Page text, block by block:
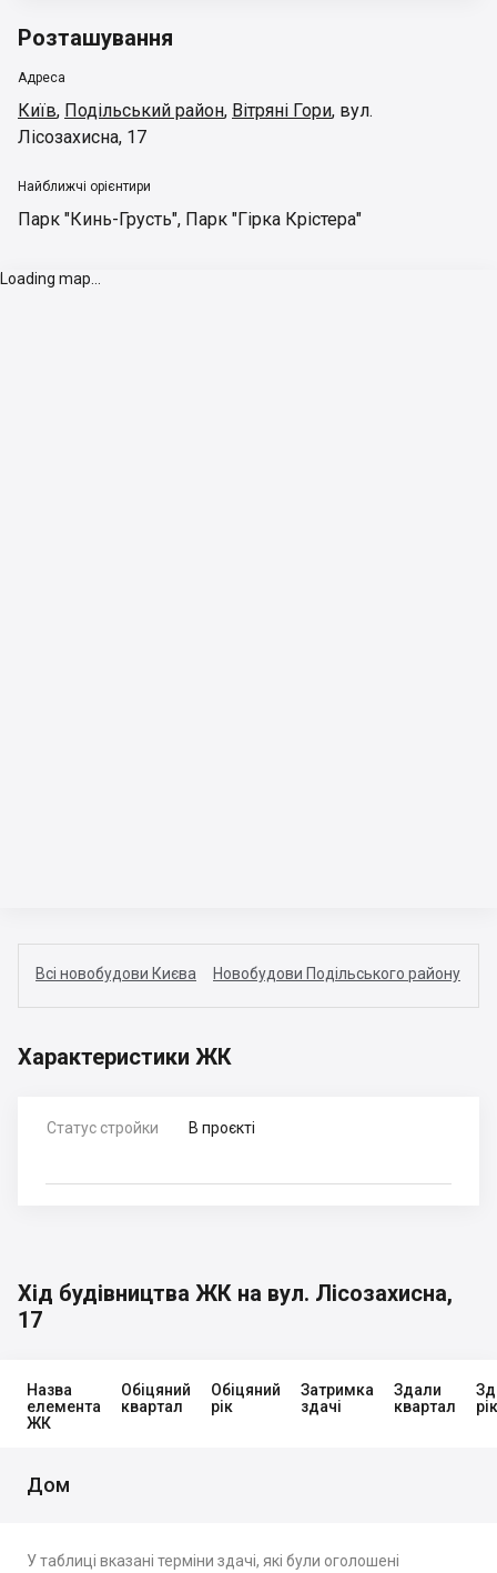
Розташування
Адреса
Київ, Подільський район, Вітряні Гори, вул.
Лісозахисна, 17
Найближчі орієнтири
Парк "Кинь-Грусть", Парк "Гірка Крістера"
Loading map...
Всі новобудови Києва Новобудови Подільського району
Характеристики ЖК
Статус стройки В проєкті
Хід будівництва ЖК на вул. Лісозахисна,
17
Назва
елемента
ЖК
Обіцяний
квартал
Обіцяний
рік
Затримка
здачі
Здали
квартал
рік
Дом
У таблиці вказані терміни здачі, які були оголошені